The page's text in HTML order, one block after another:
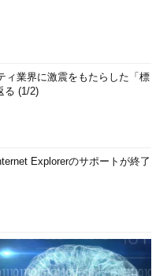
ィ業界に激震をもたらした「標
る (1/2)
Explorerのサポートが終了